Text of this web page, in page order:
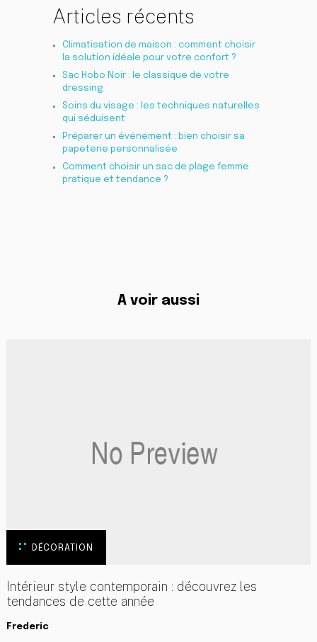
Articles récents
Climatisation de maison : comment choisir
la solution idéale pour votre confort ?
Sac Hobo Noir : le classique de votre
dressing
Soins du visage : les techniques naturelles
qui séduisent
Préparer un événement : bien choisir sa
papeterie personnalisée
Comment choisir un sac de plage femme
pratique et tendance ?
A voir aussi
DÉCORATION
Intérieur style contemporain : découvrez les
tendances de cette année
Frederic